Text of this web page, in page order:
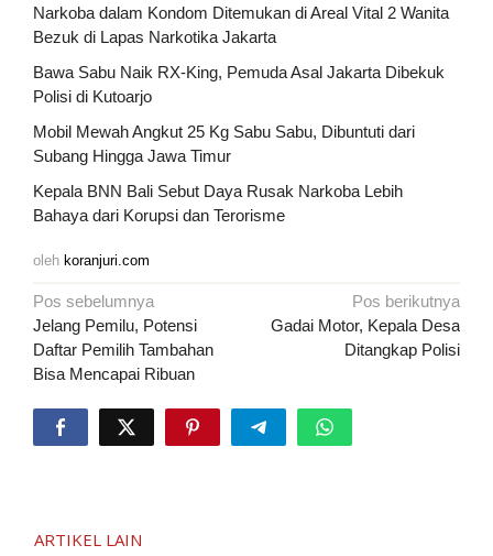
Narkoba dalam Kondom Ditemukan di Areal Vital 2 Wanita
Bezuk di Lapas Narkotika Jakarta
Bawa Sabu Naik RX-King, Pemuda Asal Jakarta Dibekuk
Polisi di Kutoarjo
Mobil Mewah Angkut 25 Kg Sabu Sabu, Dibuntuti dari
Subang Hingga Jawa Timur
Kepala BNN Bali Sebut Daya Rusak Narkoba Lebih
Bahaya dari Korupsi dan Terorisme
oleh koranjuri.com
Navigasi
pos
Pos sebelumnya
Jelang Pemilu, Potensi
Daftar Pemilih Tambahan
Bisa Mencapai Ribuan
Pos berikutnya
Gadai Motor, Kepala Desa
Ditangkap Polisi
ARTIKEL LAIN